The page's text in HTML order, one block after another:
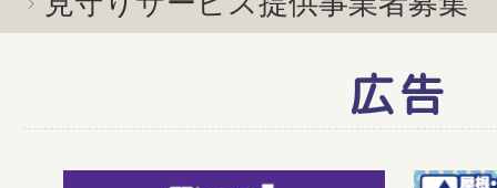
広告